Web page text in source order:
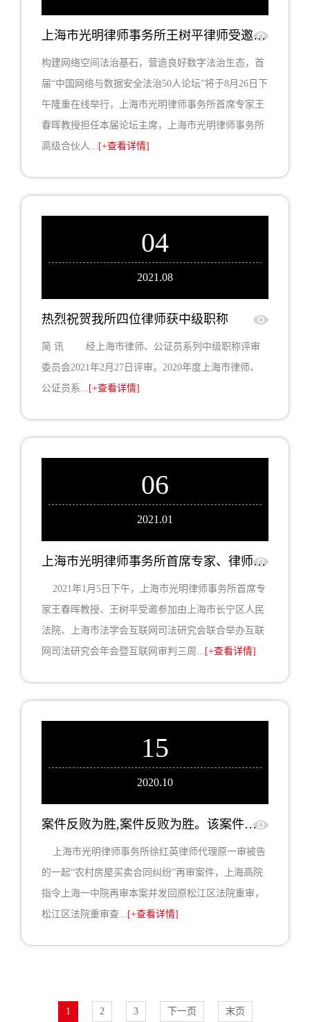
上海市光明律师事务所王树平律师受邀参加首届“中国网络与数据安全法治50人论坛”并参与圆桌对话
构建网络空间法治基石，营造良好数字法治生态，首
届“中国网络与数据安全法治50人论坛”将于8月26日下
午隆重在线举行，上海市光明律师事务所首席专家王
春晖教授担任本届论坛主席，上海市光明律师事务所
高级合伙人... [+查看详情]
04
2021.08
热烈祝贺我所四位律师获中级职称
简 讯 经上海市律师、公证员系列中级职称评审
委员会2021年2月27日评审。2020年度上海市律师、
公证员系... [+查看详情]
06
2021.01
上海市光明律师事务所首席专家、律师受邀参加上海市法学会互联网司法研究会年会暨上海长宁法院互联网审判三周年新闻发布会
2021年1月5日下午，上海市光明律师事务所首席专
家王春晖教授、王树平受邀参加由上海市长宁区人民
法院、上海市法学会互联网司法研究会联合举办互联
网司法研究会年会暨互联网审判三周... [+查看详情]
15
2020.10
案件反败为胜,案件反败为胜。该案件从最初立案至今已历时四年左右，当事人呈上锦旗致谢
上海市光明律师事务所徐红英律师代理原一审被告
的一起“农村房屋买卖合同纠纷”再审案件，上海高院
指令上海一中院再审本案并发回原松江区法院重审，
松江区法院重审查... [+查看详情]
1 2 3 下一页 末页